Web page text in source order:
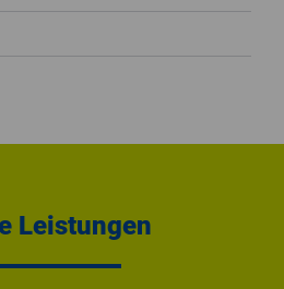
Leistungen